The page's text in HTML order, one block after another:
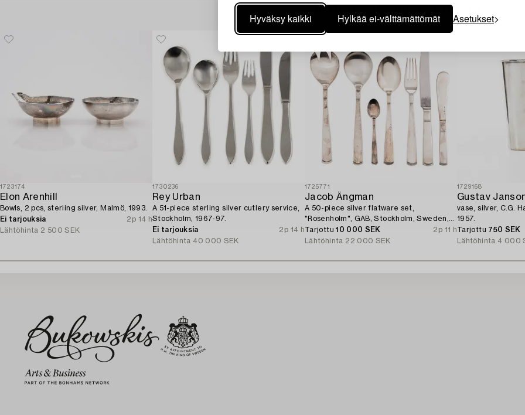
Hyväksy kaikki Hylkää ei-välttämättömät Asetukset
Muiden katsomia kohteita
1723174
Elon Arenhill
Bowls, 2 pcs, sterling silver, Malmö, 1993.
Ei tarjouksia
2p 14 h
Lähtöhinta 2 500 SEK
1730236
Rey Urban
A 51-piece sterling silver cutlery service,
Stockholm, 1967-97.
Ei tarjouksia
2p 14 h
Lähtöhinta 40 000 SEK
1725771
Jacob Ängman
A 50-piece silver flatware set,
"Rosenholm", GAB, Stockholm, Sweden,
1935-2001.
Tarjottu10 000 SEK
2p 11 h
Lähtöhinta 22 000 SEK
1729168
Gustav
vase, silver, C.G.
1957.
Tarjottu 750 SEK
Lähtöhinta 4 000